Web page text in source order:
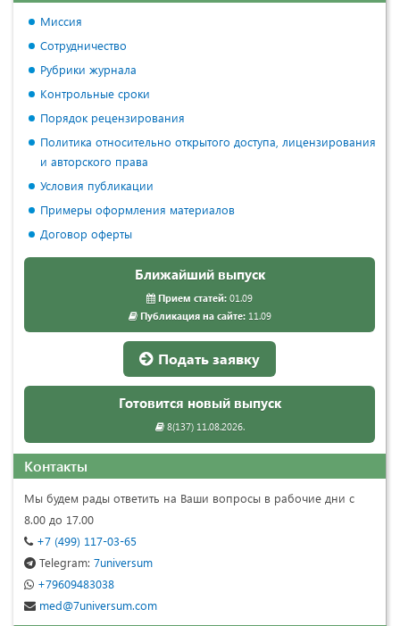
Миссия
Сотрудничество
Рубрики журнала
Контрольные сроки
Порядок рецензирования
Политика относительно открытого доступа, лицензирования
и авторского права
Условия публикации
Примеры оформления материалов
Договор оферты
Ближайший выпуск
Прием статей: 01.09
Публикация на сайте:11.09
Подать заявку
Готовится новый выпуск
8(137) 11.08.2026.
Контакты
Мы будем рады ответить на Ваши вопросы в рабочие дни с
8.00 до 17.00
+7 (499) 117-03-65
Telegram: 7universum
+79609483038
med@7universum.com